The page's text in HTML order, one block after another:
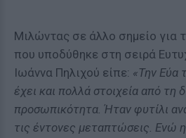
Μιλώντας σε άλλο σημείο για
που υποδύθηκε στη σειρά
Ιωάννα Πηλιχού είπε: «Την Εύα
έχει και πολλά στοιχεία από τη
προσωπικότητα. Ήταν φυτίλι
τις έντονες μεταπτώσεις. Ενώ